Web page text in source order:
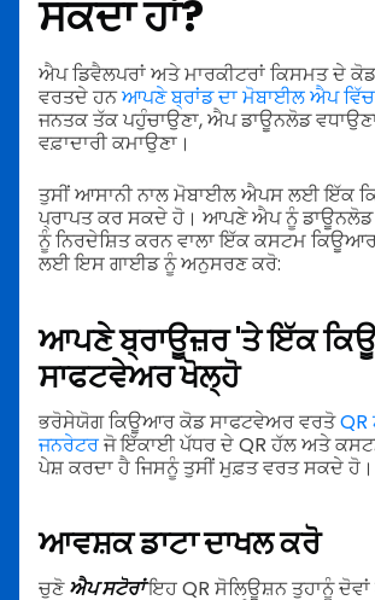
ਸਕਦਾ ਹਾਂ?
ਐਪ ਡਿਵੈਲਪਰਾਂ ਅਤੇ ਮਾਰਕੀਟਰਾਂ ਕਿਸਮਤ ਦੇ
ਵਰਤਦੇ ਹਨਆਪਣੇ ਬ੍ਰਾਂਡ ਦਾ ਮੋਬਾਈਲ ਐਪ
ਜਨਤਕ ਤੱਕ ਪਹੁੰਚਾਉਣਾ, ਐਪ ਡਾਊਨਲੋਡ
ਵਫ਼ਾਦਾਰੀ ਕਮਾਉਣਾ।
ਤੁਸੀਂ ਆਸਾਨੀ ਨਾਲ ਮੋਬਾਈਲ ਐਪਸ ਲਈ ਇੱਕ
ਪ੍ਰਾਪਤ ਕਰ ਸਕਦੇ ਹੋ। ਆਪਣੇ ਐਪ ਨੂੰ
ਨੂੰ ਨਿਰਦੇਸ਼ਿਤ ਕਰਨ ਵਾਲਾ ਇੱਕ ਕਸਟਮ
ਲਈ ਇਸ ਗਾਈਡ ਨੂੰ ਅਨੁਸਰਣ ਕਰੋ:
ਆਪਣੇ ਬ੍ਰਾਊਜ਼ਰ 'ਤੇ ਇੱਕ
ਸਾਫਟਵੇਅਰ ਖੋਲ੍ਹੋ
ਭਰੋਸੇਯੋਗ ਕਿਊਆਰ ਕੋਡ ਸਾਫਟਵੇਅਰ ਵਰਤੋ
ਜਨਰੇਟਰਜੋ ਇੱਕਾਈ ਪੱਧਰ ਦੇ QR ਹੱਲ ਅਤੇ
ਪੇਸ਼ ਕਰਦਾ ਹੈ ਜਿਸਨੂੰ ਤੁਸੀਂ ਮੁਫ਼ਤ ਵਰਤ ਸਕਦੇ ਹੋ।
ਆਵਸ਼ਕ ਡਾਟਾ ਦਾਖਲ ਕਰੋ
ਚੁਣੋਐਪ ਸਟੋਰਾਂਇਹ QR ਸੋਲਿਊਸ਼ਨ ਤੁਹਾਨੂੰ